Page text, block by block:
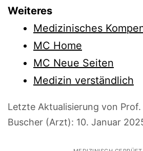
Weiteres
Medizinisches
MC Home
MC Neue Seiten
Medizin verständlich
Letzte Aktualisierung von
Buscher (Arzt): 10. Januar